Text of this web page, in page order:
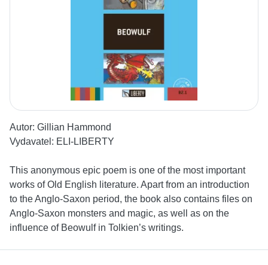
Autor: Gillian Hammond
Vydavatel: ELI-LIBERTY
This anonymous epic poem is one of the most important
works of Old English literature. Apart from an introduction
to the Anglo-Saxon period, the book also contains files on
Anglo-Saxon monsters and magic, as well as on the
influence of Beowulf in Tolkien’s writings.